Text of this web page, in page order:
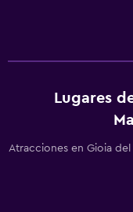
Lugares
Atracciones en Gioia